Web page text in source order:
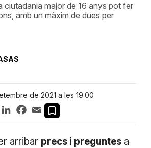
ciutadania major de 16 anys pot fer
amb un màxim de dues per
de 2021 a les 19:00
TelegramLinkedInFacebook
Email
arribar precs i preguntesa